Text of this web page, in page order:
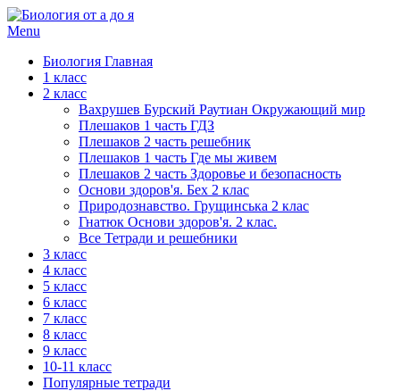
Menu
Биология Главная
1 класс
2 класс
Вахрушев Бурский Раутиан Окружающий мир
Плешаков 1 часть ГДЗ
Плешаков 2 часть решебник
Плешаков 1 часть Где мы живем
Плешаков 2 часть Здоровье и безопасность
Основи здоров'я. Бех 2 клас
Природознавство. Грущинська 2 клас
Гнатюк Основи здоров'я. 2 клас.
Все Тетради и решебники
3 класс
4 класс
5 класс
6 класс
7 класс
8 класс
9 класс
10-11 класс
Популярные тетради